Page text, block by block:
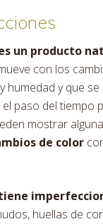
un producto
con los
humedad y que se
paso del tiempo
mostrar
de color
huellas de